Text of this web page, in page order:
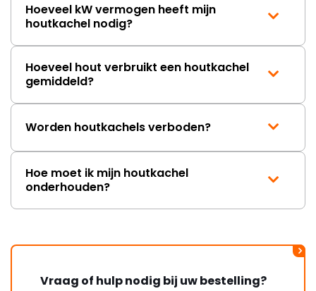
Hoeveel kW vermogen heeft mijn
houtkachel nodig?
Hoeveel hout verbruikt een houtkachel
gemiddeld?
Worden houtkachels verboden?
Hoe moet ik mijn houtkachel
onderhouden?
Vraag of hulp nodig bij uw bestelling?